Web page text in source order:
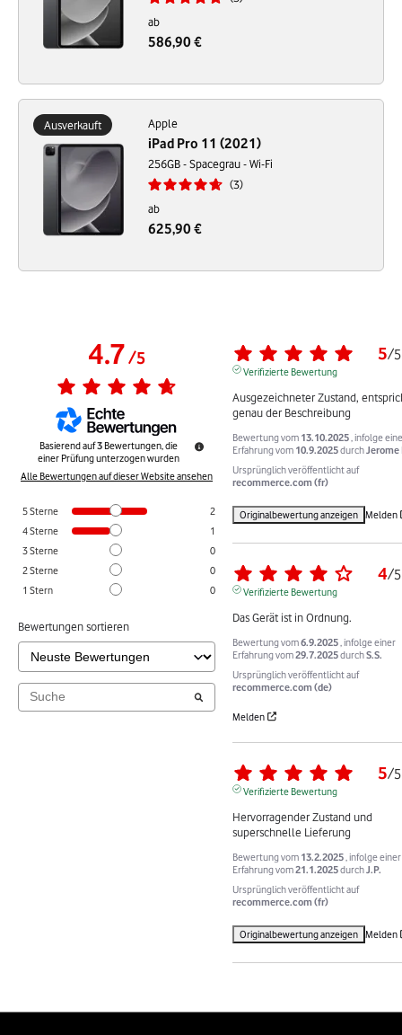
ab
586,90 €
Ausverkauft Apple
iPad Pro 11 (2021)
256GB - Spacegrau - Wi-Fi
3
ab
625,90 €
4.7/5
Basierend auf3 Bewertungen, die
einer Prüfung unterzogen wurden
Alle Bewertungen auf dieser Website ansehen
5Sterne
2
4Sterne
1
3Sterne
0
2Sterne
0
1 Stern 0
Bewertungen sortieren
5/5
Verifizierte Bewertung
Ausgezeichneter Zustand,
genau der Beschreibung
Bewertung vom 13.10.2025 , infolge
Erfahrung vom 10.9.2025durchJerome
Ursprünglich veröffentlicht auf
recommerce.com (fr)
Originalbewertung anzeigen Melden
4/5
Verifizierte Bewertung
Das Gerät ist in Ordnung.
Bewertung vom6.9.2025 , infolge einer
Erfahrung vom29.7.2025durchS.S.
Ursprünglich veröffentlicht auf
recommerce.com (de)
Melden
5/5
Verifizierte Bewertung
Hervorragender Zustand und
superschnelle Lieferung
Bewertung vom 13.2.2025 , infolge einer
Erfahrung vom21.1.2025durchJ.P.
Ursprünglich veröffentlicht auf
recommerce.com (fr)
Originalbewertung anzeigen Melden